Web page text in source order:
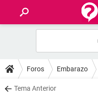
FOROS
SALUD
Foros Embarazo
Tema Anterior